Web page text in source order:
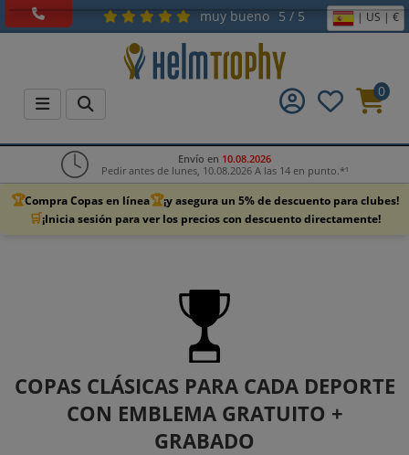
muy bueno 5 / 5 | US | €
0
Envío en 10.08.2026
Pedir antes de lunes, 10.08.2026 A las 14 en punto.*¹
🏆Compra Copas en línea🏆¡y asegura un 5% de descuento para clubes!
🛒¡Inicia sesión para ver los precios con descuento directamente!
COPAS CLÁSICAS PARA CADA DEPORTE
CON EMBLEMA GRATUITO +
GRABADO